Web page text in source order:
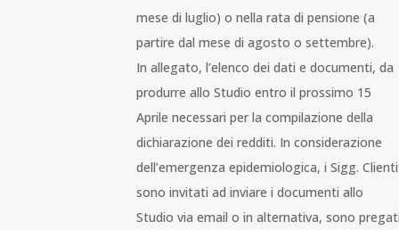
mese di luglio) o nella rata di pensione (a
partire dal mese di agosto o settembre).
In allegato, l’elenco dei dati e documenti, da
produrre allo Studio entro il prossimo 15
Aprile necessari per la compilazione della
dichiarazione dei redditi. In considerazione
dell’emergenza epidemiologica, i Sigg. Clienti
sono invitati ad inviare i documenti allo
Studio via email o in alternativa, sono